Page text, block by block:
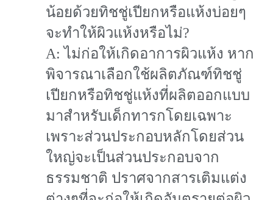
น้อยด้วยทิชชู่เปียกหรือแห้งบ่อยๆ
จะทำให้ผิวแห้งหรือไม่?
A: ไม่ก่อให้เกิดอาการผิวแห้ง หาก
พิจารณาเลือกใช้ผลิตภัณฑ์ทิชชู่
เปียกหรือทิชชู่แห้งที่ผลิตออกแบบ
มาสำหรับเด็กทารกโดยเฉพาะ
เพราะส่วนประกอบหลักโดยส่วน
ใหญ่จะเป็นส่วนประกอบจาก
ธรรมชาติ ปราศจากสารเติมแต่ง